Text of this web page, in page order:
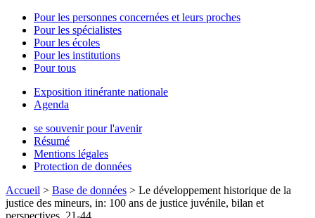
Pour les personnes concernées et leurs proches
Pour les spécialistes
Pour les écoles
Pour les institutions
Pour tous
Exposition itinérante nationale
Agenda
se souvenir pour l'avenir
Résumé
Mentions légales
Protection de données
Accueil > Base de données > Le développement historique de la
justice des mineurs, in: 100 ans de justice juvénile, bilan et
perspectives, 21-44